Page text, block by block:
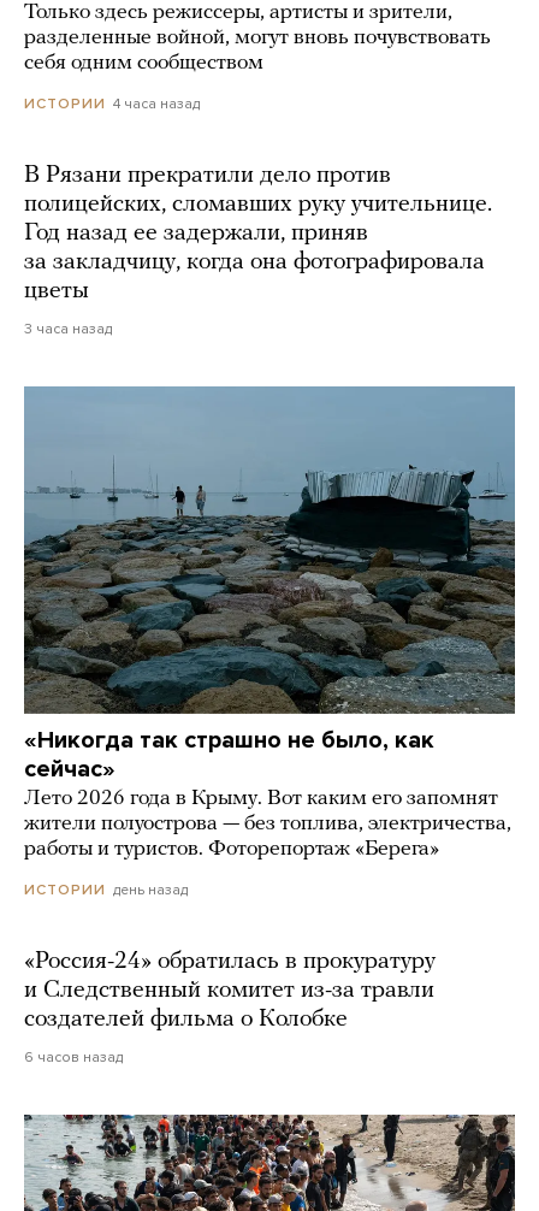
Только здесь режиссеры, артисты и зрители,
разделенные войной, могут вновь почувствовать
себя одним сообществом
ИСТОРИИ 4 часа назад
В Рязани прекратили дело против
полицейских, сломавших руку учительнице.
Год назад ее задержали, приняв
за закладчицу, когда она фотографировала
цветы
3 часа назад
«Никогда так страшно не было, как
сейчас»
Лето 2026 года в Крыму. Вот каким его запомнят
жители полуострова — без топлива, электричества,
работы и туристов. Фоторепортаж «Берега»
ИСТОРИИ день назад
«Россия-24» обратилась в прокуратуру
и Следственный комитет из-за травли
создателей фильма о Колобке
6 часов назад